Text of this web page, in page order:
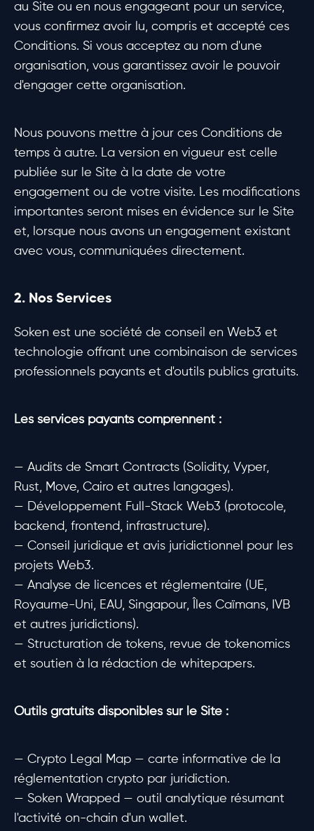
au Site ou en nous engageant pour un service,
vous confirmez avoir lu, compris et accepté ces
Conditions. Si vous acceptez au nom d'une
organisation, vous garantissez avoir le pouvoir
d'engager cette organisation.
Nous pouvons mettre à jour ces Conditions de
temps à autre. La version en vigueur est celle
publiée sur le Site à la date de votre
engagement ou de votre visite. Les modifications
importantes seront mises en évidence sur le Site
et, lorsque nous avons un engagement existant
avec vous, communiquées directement.
2. Nos Services
Soken est une société de conseil en Web3 et
technologie offrant une combinaison de services
professionnels payants et d'outils publics gratuits.
Les services payants comprennent :
— Audits de Smart Contracts (Solidity, Vyper,
Rust, Move, Cairo et autres langages).
— Développement Full-Stack Web3 (protocole,
backend, frontend, infrastructure).
— Conseil juridique et avis juridictionnel pour les
projets Web3.
— Analyse de licences et réglementaire (UE,
Royaume-Uni, EAU, Singapour, Îles Caïmans, IVB
et autres juridictions).
— Structuration de tokens, revue de tokenomics
et soutien à la rédaction de whitepapers.
Outils gratuits disponibles sur le Site :
— Crypto Legal Map — carte informative de la
réglementation crypto par juridiction.
— Soken Wrapped — outil analytique résumant
l'activité on-chain d'un wallet.